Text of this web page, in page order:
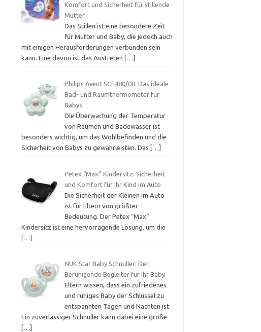
Komfort und Sicherheit für stillende
Mütter
Das Stillen ist eine besondere Zeit
für Mutter und Baby, die jedoch auch
mit einigen Herausforderungen verbunden sein
kann. Eine davon ist das Austreten […]
Philips Avent SCF480/00: Das ideale
Bad- und Raumthermometer für
Babys
Die Überwachung der Temperatur
von Räumen und Badewasser ist
besonders wichtig, um das Wohlbefinden und die
Sicherheit von Babys zu gewährleisten. Das
[…]
Petex “Max” Kindersitz: Sicherheit
und Komfort für Ihr Kind im Auto
Die Sicherheit der Kleinen im Auto
ist für Eltern von größter
Bedeutung. Der Petex “Max”
Kindersitz ist eine hervorragende Lösung, um die
[…]
NUK Star Baby Schnuller: Der
Beruhigende Begleiter für Ihr Baby
Eltern wissen, dass ein zufriedenes
und ruhiges Baby der Schlüssel zu
entspannten Tagen und Nächten ist.
Ein zuverlässiger Schnuller kann dabei eine große
[…]